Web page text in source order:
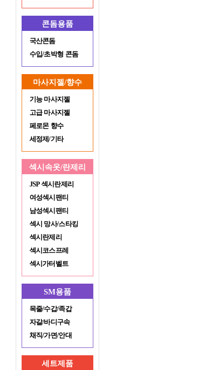
콘돔용품
국산콘돔
수입/초박형 콘돔
마사지젤/향수
기능 마사지젤
고급 마사지젤
페로몬 향수
세정제/기타
섹시속옷/란제리
JSP 섹시란제리
여성섹시팬티
남성섹시팬티
섹시 망사/스타킹
섹시란제리
섹시코스프레
섹시가터벨트
SM용품
목줄/수갑/족갑
자갈/바디구속
채직/가면/안대
세트제품